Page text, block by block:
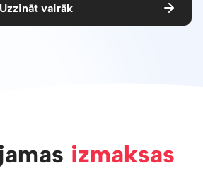
Uzzināt vairāk
izmaksas